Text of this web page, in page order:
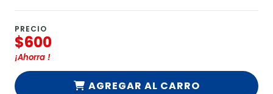
PRECIO
$600
¡Ahorra !
AGREGAR AL CARRO